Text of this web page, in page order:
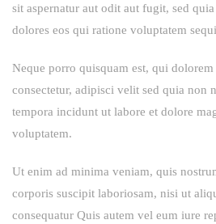
sit aspernatur aut odit aut fugit, sed
dolores eos qui ratione voluptatem
Neque porro quisquam est, qui
consectetur, adipisci velit sed quia non
tempora incidunt ut labore et dolore
voluptatem.
Ut enim ad minima veniam, quis
corporis suscipit laboriosam, nisi ut
consequatur Quis autem vel eum iure